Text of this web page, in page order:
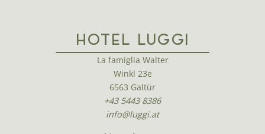
HOTEL LUGGI
La famiglia Walter
Winkl 23e
6563 Galtür
+43 5443 8386
info@luggi.at